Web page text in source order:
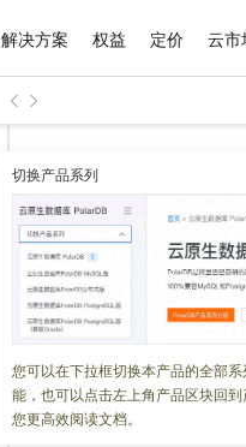
解决方案 权益 定价 云市
切换产品系列
您可以在下拉框切换本产品的全部
能，也可以点击左上角产品区块回
您更高效阅读文档。
更新时间： 2026-04-08 06:03:14
调试
大模型
文本生成
Qwen3.8-Max HOT
智能体时代全能旗舰模型
精选产品
大模型服务平台百炼
大模型服务与应用平台
千问大模型
多元化、高性能、安全可靠的大模
无影云电脑
随时随地安全接入的云上超级电脑
云解析DNS
精选解决方案
千问办公，解锁你的工作新方式
企业级Agent产品，直接交付可用成
Agency Agents：拥有专属领域
HappyHorse 打造一站式影视创作
快速拥有专属 OpenClaw
普惠上云
普惠上云 官方力荐
云服务器38元/年起，超值低价云产品
官方推荐返现计划
推荐新用户得奖励，单订单最高返9
云工开物
高校专属算力普惠，学生认证享300
免费试用
产品定价
了解云产品的定价详情
云上成本管理
管理和优化成本
精选商城
网站建设
多端小程序
Salesforce 国际版订阅
友盟天域
观测云
Tuya 物联网平台阿里云版
成为销售伙伴
分销伙伴
咨询伙伴
销售伙伴合作计划
Salesforce On Alibaba Cloud
Consulting Partner 合作计划
售前咨询
在线服务
售后服务
自助服务
工单服务
短信专区
为什么选择阿里云
什么是云计算
技术领先
稳定可靠
安全合规
分析师报告
研究报告与白皮书